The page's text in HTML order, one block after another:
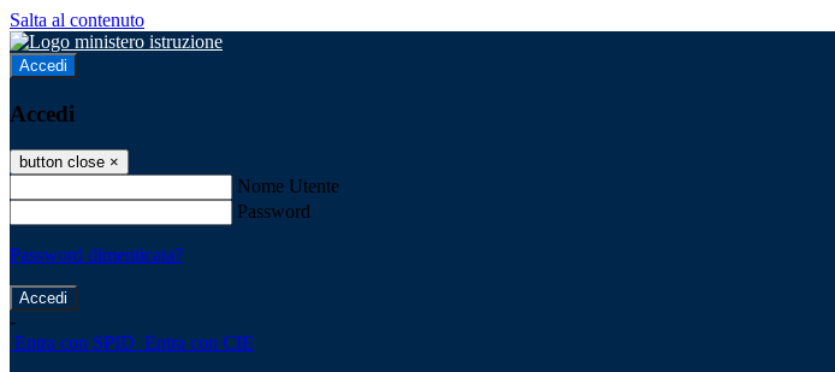
Salta al contenuto
Accedi
Accedi
button close ×
Nome Utente
Password
Password dimenticata?
-
Entra con SPID Entra con CIE